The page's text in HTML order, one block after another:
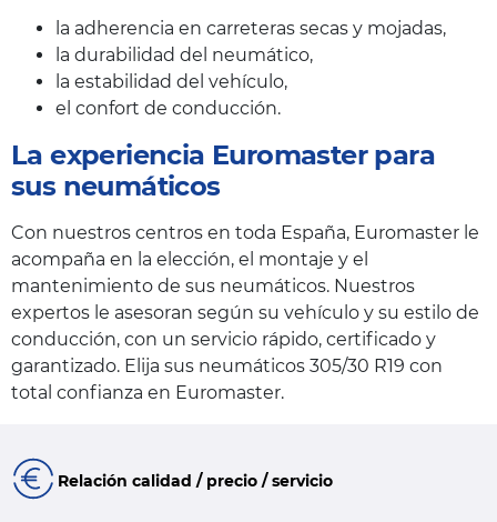
la adherencia en carreteras secas y mojadas,
la durabilidad del neumático,
la estabilidad del vehículo,
el confort de conducción.
La experiencia Euromaster para
sus neumáticos
Con nuestros centros en toda España, Euromaster le
acompaña en la elección, el montaje y el
mantenimiento de sus neumáticos. Nuestros
expertos le asesoran según su vehículo y su estilo de
conducción, con un servicio rápido, certificado y
garantizado. Elija sus neumáticos 305/30 R19 con
total confianza en Euromaster.
Relación calidad / precio / servicio